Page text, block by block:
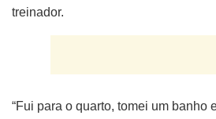
treinador.
“Fui para o quarto, tomei um banho